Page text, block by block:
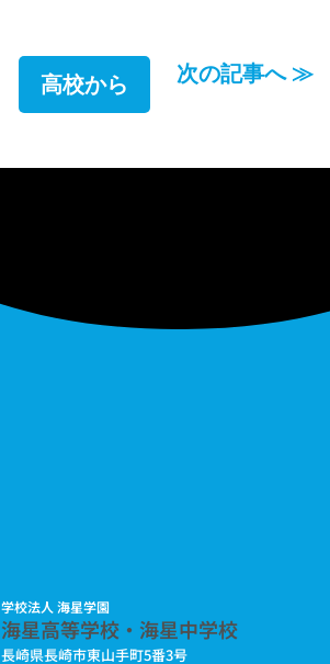
高校から 次の記事へ ≫
学校法人 海星学園
海星高等学校・海星中学校
長崎県長崎市東山手町5番3号